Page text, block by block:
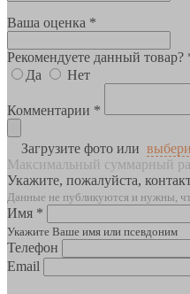
Ваша оценка *
Рекомендуете данный товар?
Да
Нет
Комментарии *
Загрузите фото или
Максимальный суммарный
Укажите, пожалуйста,
Данные не публикуются и нужны,
Имя *
Укажите Ваше имя или псевдоним
Телефон
Email